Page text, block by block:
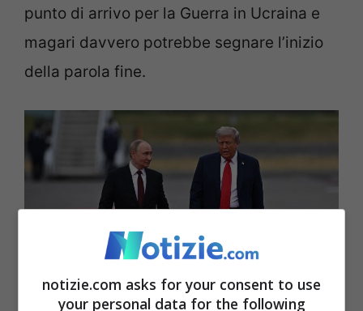
punto di arrivo per la Guerra in Ucraina e
magari davvero potrebbe segnare l’inizio
della parola fine.
notizie.com asks for your consent to use
your personal data for the following